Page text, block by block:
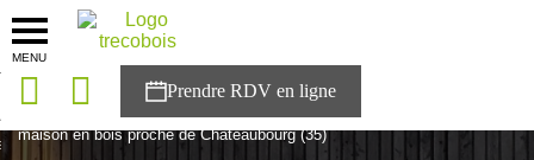
MENU
maison en bois proche de Châteaubourg (35)